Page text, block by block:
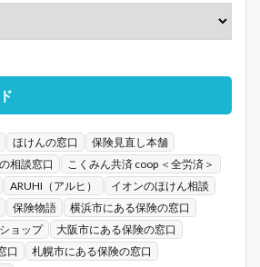
ほけんの窓口
保険見直し本舗
相談窓口
こくみん共済 coop ＜全労済＞
ARUHI（アルヒ）
イオンのほけん相談
保険物語
横浜市にある保険の窓口
ョップ
大阪市にある保険の窓口
口
札幌市にある保険の窓口